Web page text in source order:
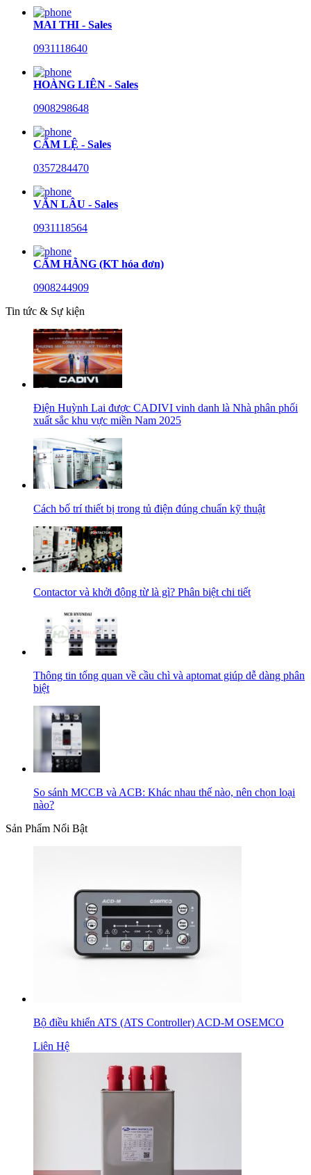
MAI THI - Sales
0931118640
HOÀNG LIÊN - Sales
0908298648
CẨM LỆ - Sales
0357284470
VĂN LÂU - Sales
0931118564
CẨM HẰNG (KT hóa đơn)
0908244909
Tin tức & Sự kiện
Điện Huỳnh Lai được CADIVI vinh danh là Nhà phân phối
xuất sắc khu vực miền Nam 2025
Cách bố trí thiết bị trong tủ điện đúng chuẩn kỹ thuật
Contactor và khởi động từ là gì? Phân biệt chi tiết
Thông tin tổng quan về cầu chì và aptomat giúp dễ dàng phân
biệt
So sánh MCCB và ACB: Khác nhau thế nào, nên chọn loại
nào?
Sản Phẩm Nổi Bật
Bộ điều khiển ATS (ATS Controller) ACD-M OSEMCO
Liên Hệ